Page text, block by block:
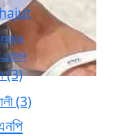
এনসিপি
(3)
(3)